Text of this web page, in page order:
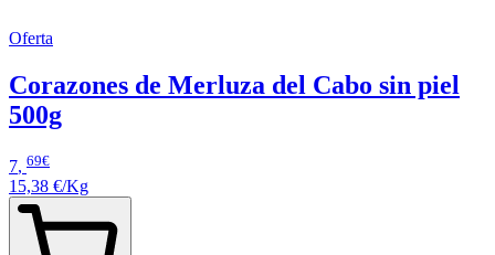
Oferta
Corazones de Merluza del Cabo sin piel
500g
7, 69€
15,38 €/Kg